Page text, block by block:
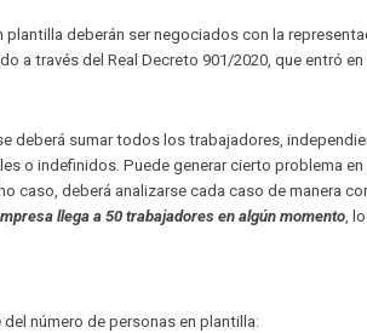
deberán ser negociados con la
través del Real Decreto 901/2020, que entró en
deberá sumar todos los trabajadores,
o indefinidos. Puede generar cierto problema
caso, deberá analizarse cada caso de manera
llega a 50 trabajadores en algún momento,
número de personas en plantilla: